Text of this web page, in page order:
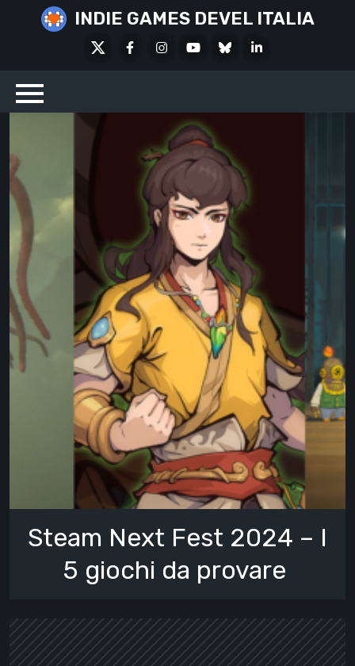
INDIE GAMES DEVEL ITALIA
FacebookInstagramYoutubeBlueskyLinkedIn
Steam Next Fest 2024 – I
5 giochi da provare